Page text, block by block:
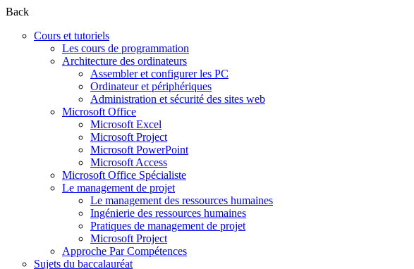
Back
Cours et tutoriels
Les cours de programmation
Architecture des ordinateurs
Assembler et configurer les PC
Ordinateur et périphériques
Administration et sécurité des sites web
Microsoft Office
Microsoft Excel
Microsoft Project
Microsoft PowerPoint
Microsoft Access
Microsoft Office Spécialiste
Le management de projet
Le management des ressources humaines
Ingénierie des ressources humaines
Pratiques de management de projet
Microsoft Project
Approche Par Compétences
Sujets du baccalauréat